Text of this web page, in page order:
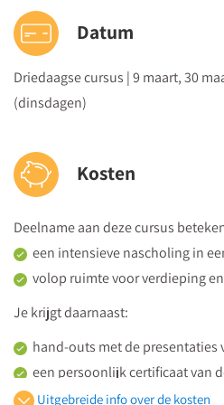
Opbrengstgerichte gesprekken
Hoe formuleer je scherpe
gesprekken?
Hoe analyseer je gedrag en
doelniveau te brengen?
naar het doelniveau te
Zelfreflectie: hoe effectief
opbrengstgerichte
Datum
Driedaagse cursus | 9 maart, 30
(dinsdagen)
Kosten
Deelname aan deze cursus
een intensieve nascholing in
volop ruimte voor verdieping
Je krijgt daarnaast:
hand-outs met de presentaties
een persoonlijk certificaat van
de hele dag koffie, thee en
Uitgebreide info over de kosten